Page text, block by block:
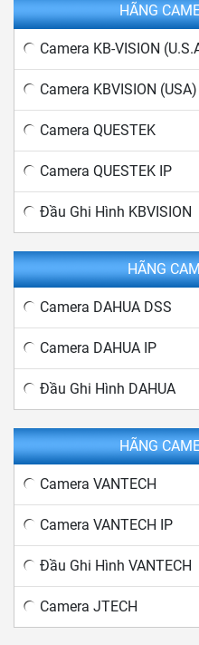
HÃNG
Camera KB-VISION
Camera KBVISION
Camera QUESTEK
Camera QUESTEK IP
Đầu Ghi Hình KBVISION
HÃNG
Camera DAHUA DSS
Camera DAHUA IP
Đầu Ghi Hình DAHUA
HÃNG
Camera VANTECH
Camera VANTECH IP
Đầu Ghi Hình VANTECH
Camera JTECH